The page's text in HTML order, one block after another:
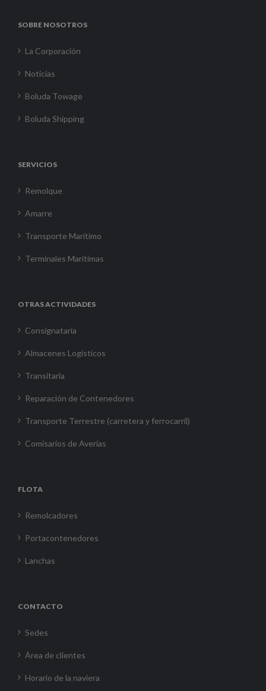
SOBRE NOSOTROS
La Corporación
Noticias
Boluda Towage
Boluda Shipping
SERVICIOS
Remolque
Amarre
Transporte Marítimo
Terminales Marítimas
OTRAS ACTIVIDADES
Consignataria
Almacenes Logísticos
Transitaria
Reparación de Contenedores
Transporte Terrestre (carretera y ferrocarril)
Comisarios de Averías
FLOTA
Remolcadores
Portacontenedores
Lanchas
CONTACTO
Sedes
Área de clientes
Horario de la naviera